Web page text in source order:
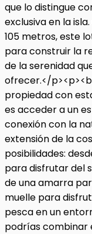
que lo distingue
exclusiva en la
105 metros, este
para construir la
de la serenidad
ofrecer.</
propiedad con
es acceder a un
conexión con la
extensión de la
posibilidades:
para disfrutar del
de una amarra
muelle para
pesca en un
podrías combinar